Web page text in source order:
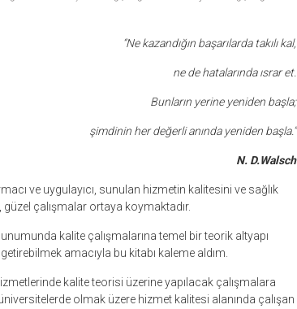
“Ne kazandığın başarılarda takılı kal,
ne de hatalarında ısrar et.
Bunların yerine yeniden başla;
şimdinin her değerli anında yeniden başla.”
N. D.Walsch
ve uygulayıcı, sunulan hizmetin kalitesini ve sağlık
çalışmalar ortaya koymaktadır.
kalite çalışmalarına temel bir teorik altyapı
amacıyla bu kitabı kaleme aldım.
kalite teorisi üzerine yapılacak çalışmalara
olmak üzere hizmet kalitesi alanında çalışan